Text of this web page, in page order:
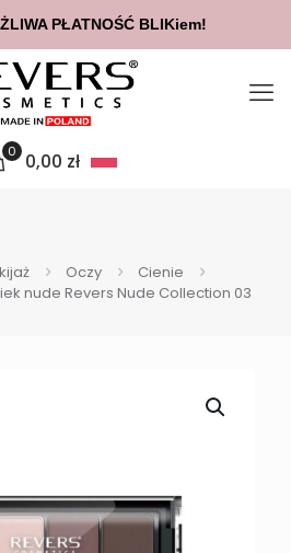
0 0,00 zł
Oczy
Cienie
nude Revers Nude Collection 03
PŁATNOŚĆ BLIKiem!